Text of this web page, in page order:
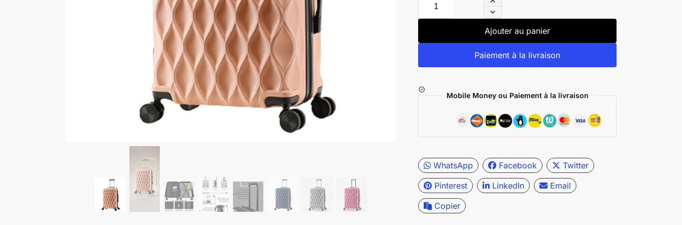
Ajouter au panier
Paiement à la livraison
Mobile Money ou Paiement à la livraison
WhatsApp Facebook
Twitter
Pinterest
LinkedIn
Email
Copier